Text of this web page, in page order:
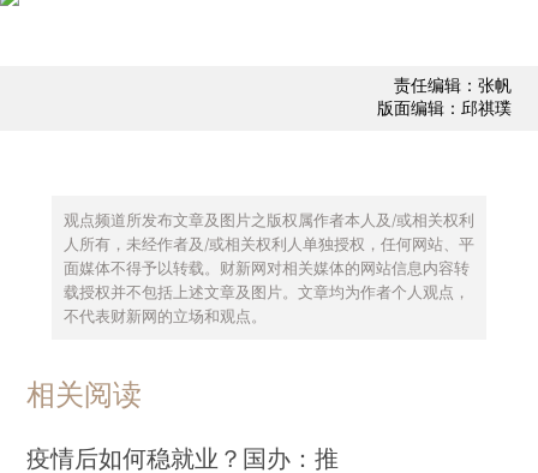
责任编辑：张帆
版面编辑：邱祺璞
观点频道所发布文章及图片之版权属作者本人及/或相关权利
人所有，未经作者及/或相关权利人单独授权，任何网站、平
面媒体不得予以转载。财新网对相关媒体的网站信息内容转
载授权并不包括上述文章及图片。文章均为作者个人观点，
不代表财新网的立场和观点。
相关阅读
疫情后如何稳就业？国办：推